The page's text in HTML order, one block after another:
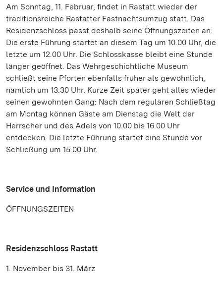
Am Sonntag, 11. Februar, findet in Rastatt wieder der
traditionsreiche Rastatter Fastnachtsumzug statt. Das
Residenzschloss passt deshalb seine Öffnungszeiten an:
Die erste Führung startet an diesem Tag um 10.00 Uhr, die
letzte um 12.00 Uhr. Die Schlosskasse bleibt eine Stunde
länger geöffnet. Das Wehrgeschichtliche Museum
schließt seine Pforten ebenfalls früher als gewöhnlich,
nämlich um 13.30 Uhr. Kurze Zeit später geht alles wieder
seinen gewohnten Gang: Nach dem regulären Schließtag
am Montag können Gäste am Dienstag die Welt der
Herrscher und des Adels von 10.00 bis 16.00 Uhr
entdecken. Die letzte Führung startet eine Stunde vor
Schließung um 15.00 Uhr.
Service und Information
ÖFFNUNGSZEITEN
Residenzschloss Rastatt
1. November bis 31. März